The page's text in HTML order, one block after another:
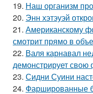
19. Наш организм
20. Энн хэтэуэй
21. Американскому
смотрит прямо в
22. Валя карнавал
демонстрирует свою
23. Сидни Суини
24. Фаршированные